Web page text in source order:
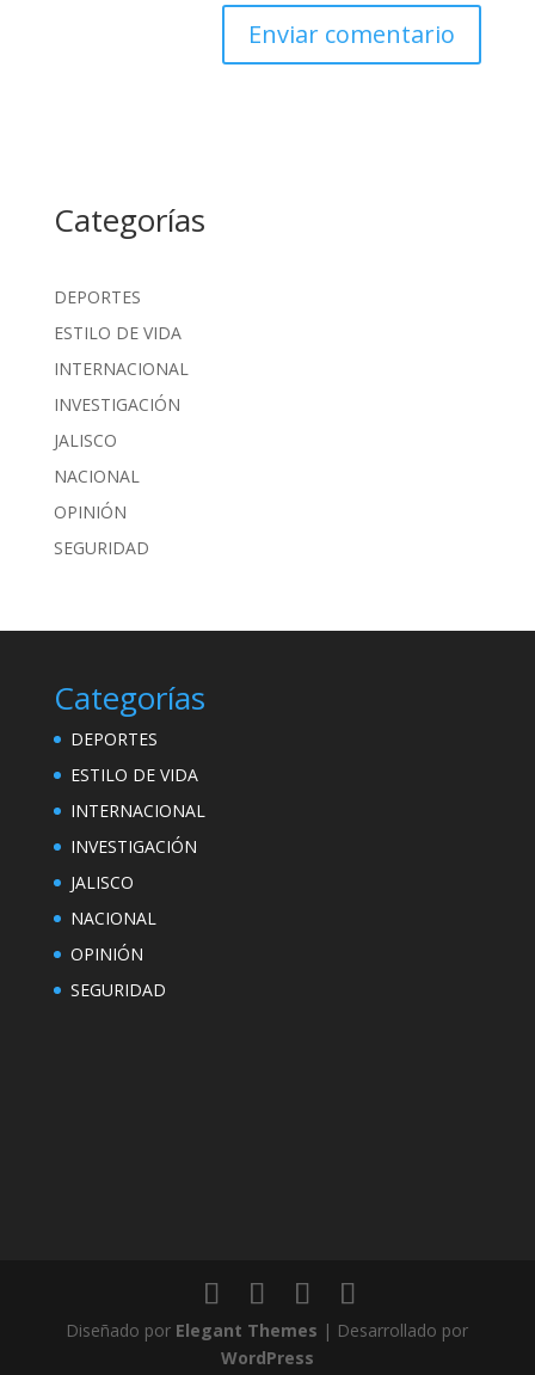
Categorías
DEPORTES
ESTILO DE VIDA
INTERNACIONAL
INVESTIGACIÓN
JALISCO
NACIONAL
OPINIÓN
SEGURIDAD
Categorías
DEPORTES
ESTILO DE VIDA
INTERNACIONAL
INVESTIGACIÓN
JALISCO
NACIONAL
OPINIÓN
SEGURIDAD
Diseñado por Elegant Themes | Desarrollado por
WordPress